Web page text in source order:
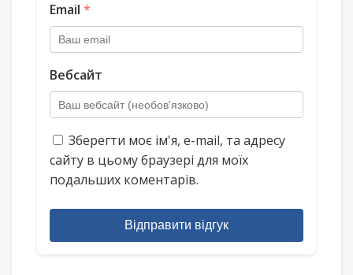
Email *
Вебсайт
Зберегти моє ім'я, e-mail, та адресу
сайту в цьому браузері для моїх
подальших коментарів.
Відправити відгук